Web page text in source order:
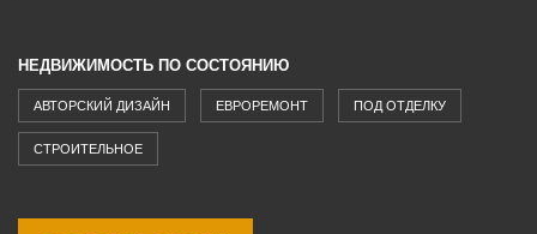
НЕДВИЖИМОСТЬ ПО СОСТОЯНИЮ
АВТОРСКИЙ ДИЗАЙН ЕВРОРЕМОНТ ПОД ОТДЕЛКУ
СТРОИТЕЛЬНОЕ